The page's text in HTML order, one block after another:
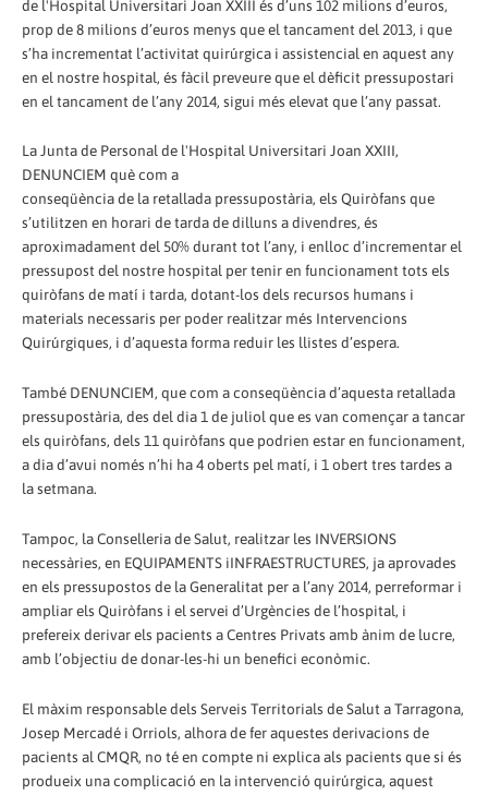
de l'Hospital Universitari Joan XXIII és d’uns 102 milions d’euros,
prop de 8 milions d’euros menys que el tancament del 2013, i que
s’ha incrementat l’activitat quirúrgica i assistencial en aquest any
en el nostre hospital, és fàcil preveure que el dèficit pressupostari
en el tancament de l’any 2014, sigui més elevat que l’any passat.
La Junta de Personal de l'Hospital Universitari Joan XXIII,
DENUNCIEM què com a
conseqüència de la retallada pressupostària, els Quiròfans que
s’utilitzen en horari de tarda de dilluns a divendres, és
aproximadament del 50% durant tot l’any, i enlloc d’incrementar el
pressupost del nostre hospital per tenir en funcionament tots els
quiròfans de matí i tarda, dotant-los dels recursos humans i
materials necessaris per poder realitzar més Intervencions
Quirúrgiques, i d’aquesta forma reduir les llistes d’espera.
També DENUNCIEM, que com a conseqüència d’aquesta retallada
pressupostària, des del dia 1 de juliol que es van començar a tancar
els quiròfans, dels 11 quiròfans que podrien estar en funcionament,
a dia d’avui només n’hi ha 4 oberts pel matí, i 1 obert tres tardes a
la setmana.
Tampoc, la Conselleria de Salut, realitzar les INVERSIONS
necessàries, en EQUIPAMENTS iINFRAESTRUCTURES, ja aprovades
en els pressupostos de la Generalitat per a l’any 2014, perreformar i
ampliar els Quiròfans i el servei d’Urgències de l’hospital, i
prefereix derivar els pacients a Centres Privats amb ànim de lucre,
amb l’objectiu de donar-les-hi un benefici econòmic.
El màxim responsable dels Serveis Territorials de Salut a Tarragona,
Josep Mercadé i Orriols, alhora de fer aquestes derivacions de
pacients al CMQR, no té en compte ni explica als pacients que si és
produeix una complicació en la intervenció quirúrgica, aquest